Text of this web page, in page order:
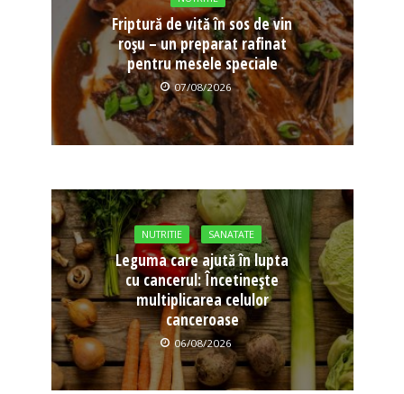
Friptură de vită în sos de vin
roșu – un preparat rafinat
pentru mesele speciale
07/08/2026
NUTRITIE SANATATE
Leguma care ajută în lupta
cu cancerul: Încetinește
multiplicarea celulor
canceroase
06/08/2026